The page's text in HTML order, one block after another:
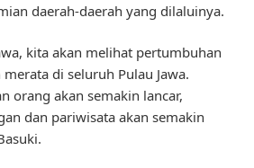
daerah-daerah yang dilaluinya.
kita akan melihat pertumbuhan
di seluruh Pulau Jawa.
orang akan semakin lancar,
dan pariwisata akan semakin